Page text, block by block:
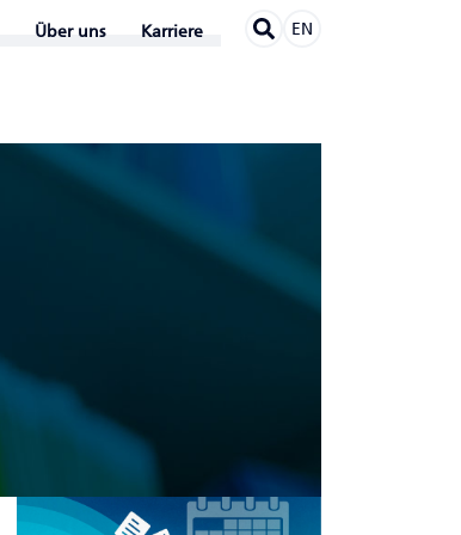
Über uns Karriere EN